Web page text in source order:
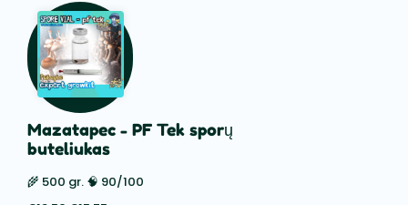
Mazatapec - PF Tek sporų
buteliukas
🌾 500 gr. 🧠 90/100